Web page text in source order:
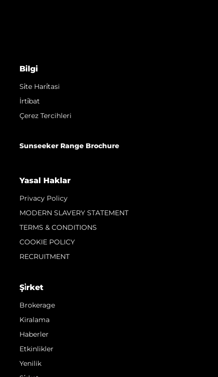
Bilgi
Si̇te Hari̇tasi
İrti̇bat
Çerez Tercihleri
Sunseeker Range Brochure
Yasal Haklar
Privacy Policy
MODERN SLAVERY STATEMENT
TERMS & CONDITIONS
COOKIE POLICY
RECRUITMENT
Şi̇rket
Brokerage
Kiralama
Haberler
Etkinlikler
Yenilik